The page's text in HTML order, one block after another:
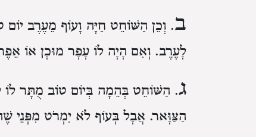
ב. וְכֵן הַשּׁוֹחֵט חַיָּה וָעוֹף מֵעֶרֶב יוֹם
לָעֶרֶב. וְאִם הָיָה לוֹ עָפָר מוּכָן אוֹ
ג. הַשּׁוֹחֵט בְּהֵמָה בְּיוֹם טוֹב מֻתָּר לוֹ
הַצַּוָּאר. אֲבָל בְּעוֹף לֹא יִמְרֹט מִפְּנֵי